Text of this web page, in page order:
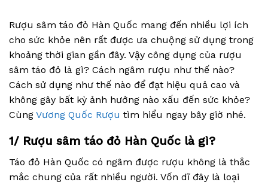
Rượu sâm táo đỏ Hàn Quốc mang đến nhiều lợi ích
cho sức khỏe nên rất được ưa chuộng sử dụng trong
khoảng thời gian gần đây. Vậy công dụng của rượu
sâm táo đỏ là gì? Cách ngâm rượu như thế nào?
Cách sử dụng như thế nào để đạt hiệu quả cao và
không gây bất kỳ ảnh hưởng nào xấu đến sức khỏe?
Cùng Vương Quốc Rượu tìm hiểu ngay bây giờ nhé.
1/ Rượu sâm táo đỏ Hàn Quốc là gì?
Táo đỏ Hàn Quốc có ngâm được rượu không là thắc
mắc chung của rất nhiều người. Vốn dĩ đây là loại